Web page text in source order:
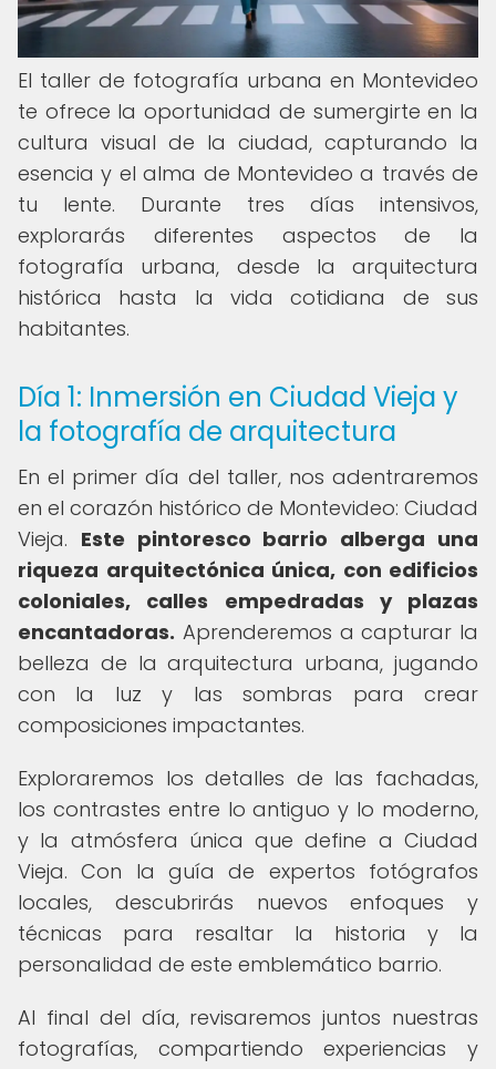
El taller de fotografía urbana en Montevideo
te ofrece la oportunidad de sumergirte en la
cultura visual de la ciudad, capturando la
esencia y el alma de Montevideo a través de
tu lente. Durante tres días intensivos,
explorarás diferentes aspectos de la
fotografía urbana, desde la arquitectura
histórica hasta la vida cotidiana de sus
habitantes.
Día 1: Inmersión en Ciudad Vieja y
la fotografía de arquitectura
En el primer día del taller, nos adentraremos
en el corazón histórico de Montevideo: Ciudad
Vieja. Este pintoresco barrio alberga una
riqueza arquitectónica única, con edificios
coloniales, calles empedradas y plazas
encantadoras. Aprenderemos a capturar la
belleza de la arquitectura urbana, jugando
con la luz y las sombras para crear
composiciones impactantes.
Exploraremos los detalles de las fachadas,
los contrastes entre lo antiguo y lo moderno,
y la atmósfera única que define a Ciudad
Vieja. Con la guía de expertos fotógrafos
locales, descubrirás nuevos enfoques y
técnicas para resaltar la historia y la
personalidad de este emblemático barrio.
Al final del día, revisaremos juntos nuestras
fotografías, compartiendo experiencias y